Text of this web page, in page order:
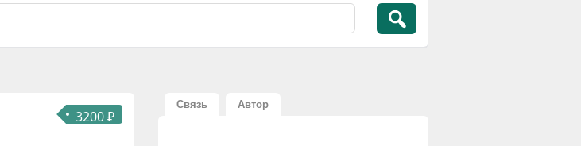
3200 ₽
Связь Автор